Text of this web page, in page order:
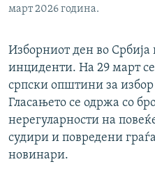
март 2026 година.
Изборниот ден во
инциденти. На 29 март се
српски општини за
Гласањето се одржа со
нерегуларности на
судири и повредени
новинари.